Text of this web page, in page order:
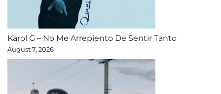
Karol G – No Me Arrepiento De Sentir Tanto
August 7, 2026